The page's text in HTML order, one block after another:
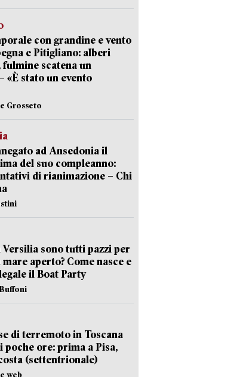
con grandine e vento
e Pitigliano: alberi
scatena un
«È stato un evento
Grosseto
ad Ansedonia il
del suo compleanno:
di rianimazione – Chi
Versilia sono tutti pazzi per
aperto? Come nasce e
il Boat Party
di terremoto in Toscana
poche ore: prima a Pisa,
(settentrionale)
web